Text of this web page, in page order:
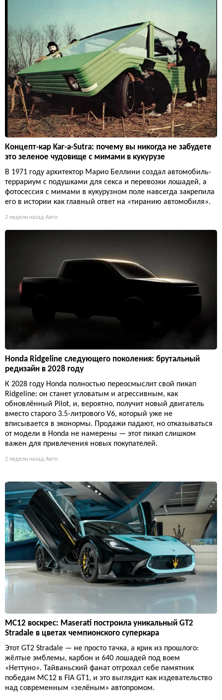
Концепт-кар Kar-a-Sutra: почему вы никогда не забудете
это зеленое чудовище с мимами в кукурузе
В 1971 году архитектор Марио Беллини создал автомобиль-
террариум с подушками для секса и перевозки лошадей, а
фотосессия с мимами в кукурузном поле навсегда закрепила
его в истории как главный ответ на «тиранию автомобиля».
2 недели назад Авто
Honda Ridgeline следующего поколения: брутальный
редизайн в 2028 году
К 2028 году Honda полностью переосмыслит свой пикап
Ridgeline: он станет угловатым и агрессивным, как
обновлённый Pilot, и, вероятно, получит новый двигатель
вместо старого 3.5-литрового V6, который уже не
вписывается в эконормы. Продажи падают, но отказываться
от модели в Honda не намерены — этот пикап слишком
важен для привлечения новых покупателей.
2 недели назад Авто
MC12 воскрес: Maserati построила уникальный GT2
Stradale в цветах чемпионского суперкара
Этот GT2 Stradale — не просто тачка, а крик из прошлого:
жёлтые эмблемы, карбон и 640 лошадей под воем
«Неттуно». Тайваньский фанат отгрохал себе памятник
победам MC12 в FIA GT1, и это выглядит как издевательство
над современным «зелёным» автопромом.